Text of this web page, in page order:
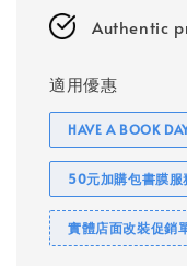
Authentic
適用優惠
HAVE A BOOK
50元加購包書膜服
實體店面改裝促銷